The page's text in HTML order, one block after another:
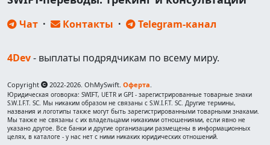
Чат · Контакты · Telegram-канал
4Dev- выплаты подрядчикам по всему миру.
Copyright 2022-2026. OhMySwift. Оферта.
Юридическая оговорка: SWIFT, UETR и GPI - зарегистрированные товарные знаки
S.W.I.F.T. SC. Мы никаким образом не связаны с S.W.I.F.T. SC. Другие термины,
названия и логотипы также могут быть зарегистрированными товарными знаками.
Мы также не связаны с их владельцами никакими отношениями, если явно не
указано другое. Все банки и другие организации размещены в информационных
целях, в каталоге - у нас нет с ними никаких юридических отношений.